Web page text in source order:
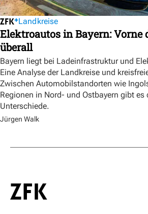
Landkreise
Elektroautos in Bayern: Vorne
überall
Bayern liegt bei Ladeinfrastruktur und
Eine Analyse der Landkreise und
Zwischen Automobilstandorten wie
Regionen in Nord- und Ostbayern gibt es
Unterschiede.
Jürgen Walk